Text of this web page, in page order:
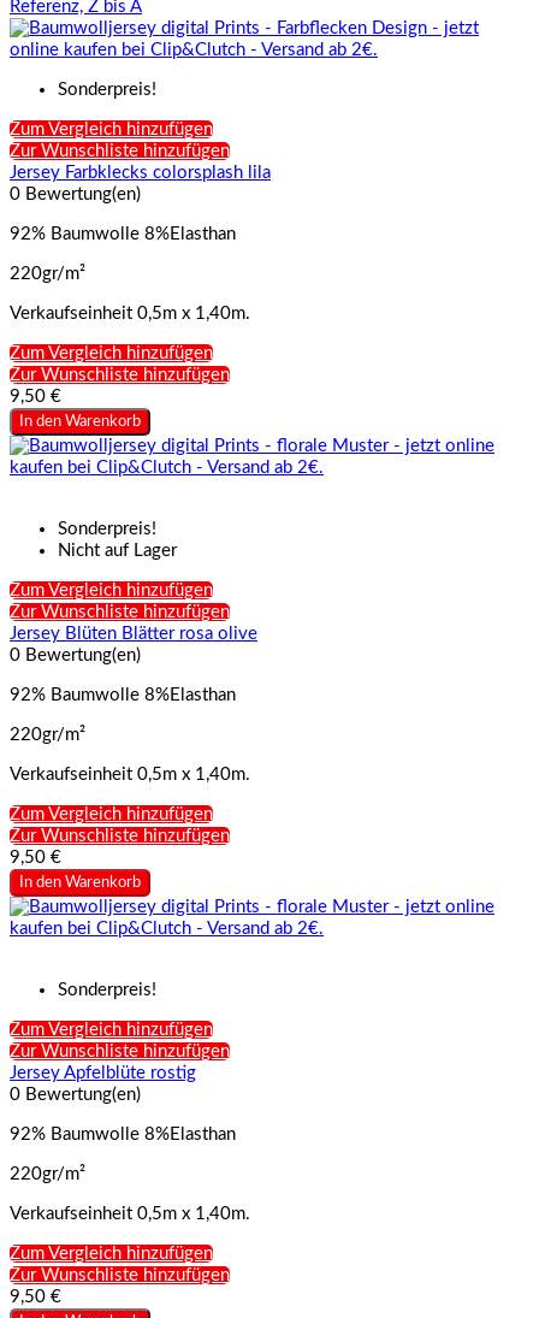
Referenz, Z bis A
Sonderpreis!
Zum Vergleich hinzufügen
Zur Wunschliste hinzufügen
Jersey Farbklecks colorsplash lila
0 Bewertung(en)
92% Baumwolle 8%Elasthan
220gr/m²
Verkaufseinheit 0,5m x 1,40m.
Zum Vergleich hinzufügen
Zur Wunschliste hinzufügen
9,50 €
In den Warenkorb
Sonderpreis!
Nicht auf Lager
Zum Vergleich hinzufügen
Zur Wunschliste hinzufügen
Jersey Blüten Blätter rosa olive
0 Bewertung(en)
92% Baumwolle 8%Elasthan
220gr/m²
Verkaufseinheit 0,5m x 1,40m.
Zum Vergleich hinzufügen
Zur Wunschliste hinzufügen
9,50 €
In den Warenkorb
Sonderpreis!
Zum Vergleich hinzufügen
Zur Wunschliste hinzufügen
Jersey Apfelblüte rostig
0 Bewertung(en)
92% Baumwolle 8%Elasthan
220gr/m²
Verkaufseinheit 0,5m x 1,40m.
Zum Vergleich hinzufügen
Zur Wunschliste hinzufügen
9,50 €